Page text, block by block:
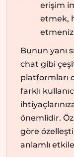
erişim
etmek,
Bunun yanı
chat gibi
platformları
farklı
önemlidir.
göre
anlamlı